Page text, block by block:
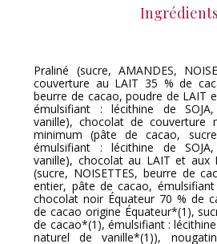
Ingrédients
Praliné (sucre, AMANDES,
couverture au LAIT 35 % de
beurre de cacao, poudre de LAIT
émulsifiant : lécithine de
vanille), chocolat de couverture
minimum (pâte de cacao,
émulsifiant : lécithine de
vanille), chocolat au LAIT et aux
(sucre, NOISETTES, beurre de
entier, pâte de cacao, émulsifiant
chocolat noir Équateur 70 % de
de cacao origine Équateur*(1),
de cacao*(1), émulsifiant :
naturel de vanille*(1)),